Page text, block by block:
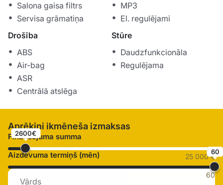
Salona gaisa filtrs
Servisa grāmatiņa
Drošība
ABS
Air-bag
ASR
Centrālā atslēga
MP3
El. regulējami
Stūre
Daudzfunkcionāla
Regulējama
Aprēķini ikmēneša izmaksas
Finansējuma summa
2600€
25 000 €
Aizdevuma termiņš (mēn) 60
60